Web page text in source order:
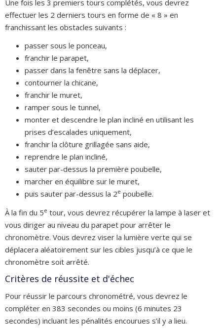
Une fois les 3 premiers tours complétés, vous devrez
effectuer les 2 derniers tours en forme de « 8 » en
franchissant les obstacles suivants :
passer sous le ponceau,
franchir le parapet,
passer dans la fenêtre sans la déplacer,
contourner la chicane,
franchir le muret,
ramper sous le tunnel,
monter et descendre le plan incliné en utilisant les
prises d’escalades uniquement,
franchir la clôture grillagée sans aide,
reprendre le plan incliné,
sauter par-dessus la première poubelle,
marcher en équilibre sur le muret,
puis sauter par-dessus la 2e poubelle.
À la fin du 5e tour, vous devrez récupérer la lampe à laser et
vous diriger au niveau du parapet pour arrêter le
chronomètre. Vous devrez viser la lumière verte qui se
déplacera aléatoirement sur les cibles jusqu’à ce que le
chronomètre soit arrêté.
Critères de réussite et d'échec
Pour réussir le parcours chronométré, vous devrez le
compléter en 383 secondes ou moins (6 minutes 23
secondes) incluant les pénalités encourues s’il y a lieu.